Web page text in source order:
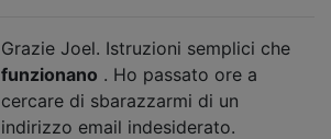
Grazie Joel. Istruzioni semplici che
funzionano . Ho passato ore a
cercare di sbarazzarmi di un
indirizzo email indesiderato.